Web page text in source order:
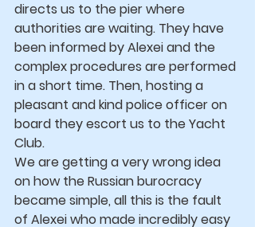
directs us to the pier where
authorities are waiting. They have
been informed by Alexei and the
complex procedures are performed
in a short time. Then, hosting a
pleasant and kind police officer on
board they escort us to the Yacht
Club.
We are getting a very wrong idea
on how the Russian burocracy
became simple, all this is the fault
of Alexei who made incredibly easy